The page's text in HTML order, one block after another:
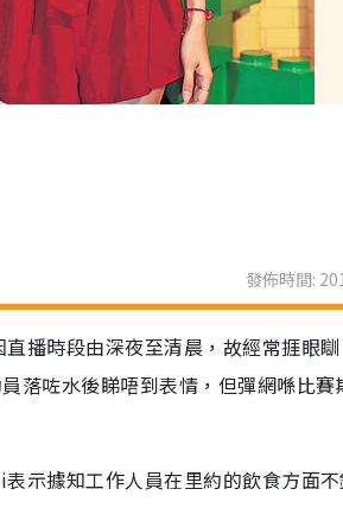
發佈時間:
播時段由深夜至清晨，故經常捱眼
落咗水後睇唔到表情，但彈網喺比賽
示據知工作人員在里約的飲食方面